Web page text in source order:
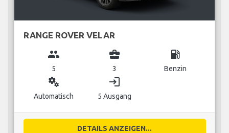
RANGE ROVER VELAR
group
5
business_center
3
local_gas_station
Benzin
miscellaneous_services
Automatisch
login
5 Ausgang
DETAILS ANZEIGEN...